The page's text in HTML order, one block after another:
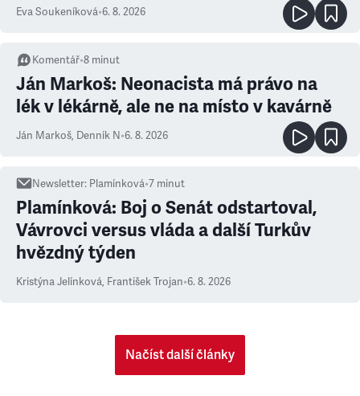
Eva Soukeníková•6. 8. 2026
Komentář•8 minut
Ján Markoš: Neonacista má právo na
lék v lékárně, ale ne na místo v kavárně
Ján Markoš, Denník N•6. 8. 2026
Newsletter: Plamínková•7 minut
Plamínková: Boj o Senát odstartoval,
Vávrovci versus vláda a další Turkův
hvězdný týden
Kristýna Jelínková, František Trojan•6. 8. 2026
Načíst další články